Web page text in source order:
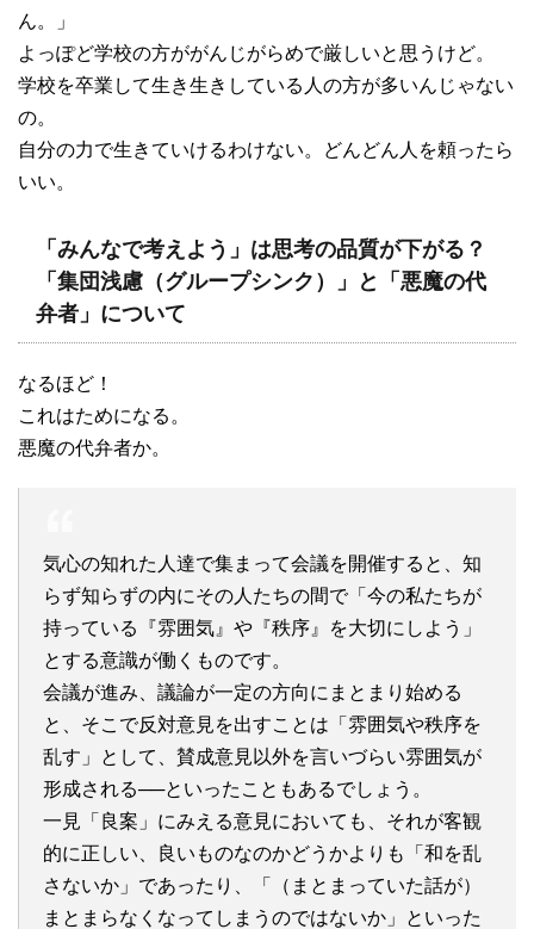
ん。」
よっぽど学校の方ががんじがらめで厳しいと思うけど。
学校を卒業して生き生きしている人の方が多いんじゃない
の。
自分の力で生きていけるわけない。どんどん人を頼ったら
いい。
「みんなで考えよう」は思考の品質が下がる？
「集団浅慮（グループシンク）」と「悪魔の代
弁者」について
なるほど！
これはためになる。
悪魔の代弁者か。
気心の知れた人達で集まって会議を開催すると、知
らず知らずの内にその人たちの間で「今の私たちが
持っている『雰囲気』や『秩序』を大切にしよう」
とする意識が働くものです。
会議が進み、議論が一定の方向にまとまり始める
と、そこで反対意見を出すことは「雰囲気や秩序を
乱す」として、賛成意見以外を言いづらい雰囲気が
形成される──といったこともあるでしょう。
一見「良案」にみえる意見においても、それが客観
的に正しい、良いものなのかどうかよりも「和を乱
さないか」であったり、「（まとまっていた話が）
まとまらなくなってしまうのではないか」といった